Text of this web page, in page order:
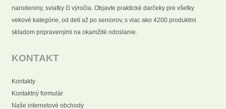
narodeniny, sviatky či výročia. Objavte praktické darčeky pre všetky
vekové kategórie, od detí až po seniorov, s viac ako 4200 produktmi
skladom pripravenými na okamžité odoslanie.
KONTAKT
Kontakty
Kontaktný formulár
Naše internetové obchody